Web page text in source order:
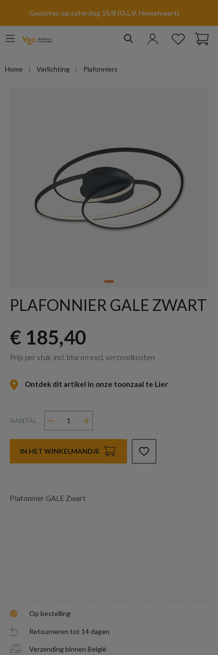
Gesloten op zaterdag 15/8 (O.L.V. Hemelvaart)
Home Verlichting Plafonniers
PLAFONNIER GALE ZWART
€ 185,40
Prijs per stuk, incl. btw en excl. verzendkosten
Ontdek dit artikel in onze toonzaal te Lier
AANTAL
IN HET WINKELMANDJE
Plafonnier GALE Zwart
Op bestelling
Retourneren tot 14 dagen
Verzending binnen België